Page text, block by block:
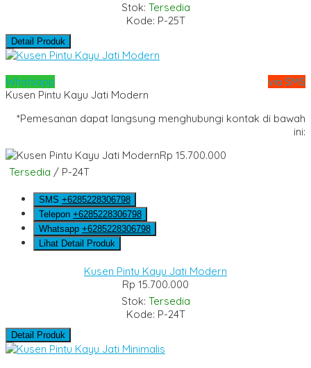
Stok: Tersedia
Kode: P-25T
Detail Produk
Whatsapp
via SMS
Kusen Pintu Kayu Jati Modern
*Pemesanan dapat langsung menghubungi kontak di bawah
ini:
Rp 15.700.000
Tersedia / P-24T
SMS +6285228306798
Telepon +6285228306798
Whatsapp +6285228306798
Lihat Detail Produk
Kusen Pintu Kayu Jati Modern
Rp 15.700.000
Stok: Tersedia
Kode: P-24T
Detail Produk